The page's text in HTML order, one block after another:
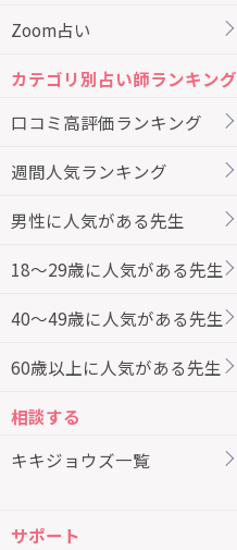
Zoom占い
カテゴリ別占い師ランキング
口コミ高評価ランキング
週間人気ランキング
男性に人気がある先生
18～29歳に人気がある先生
40～49歳に人気がある先生
60歳以上に人気がある先生
相談する
キキジョウズ一覧
サポート